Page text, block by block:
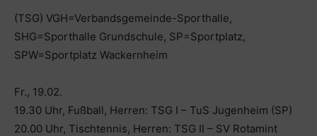
(TSG) VGH=Verbandsgemeinde-Sporthalle,
SHG=Sporthalle Grundschule, SP=Sportplatz,
SPW=Sportplatz Wackernheim
Fr., 19.02.
19.30 Uhr, Fußball, Herren: TSG I – TuS Jugenheim (SP)
20.00 Uhr, Tischtennis, Herren: TSG II – SV Rotamint